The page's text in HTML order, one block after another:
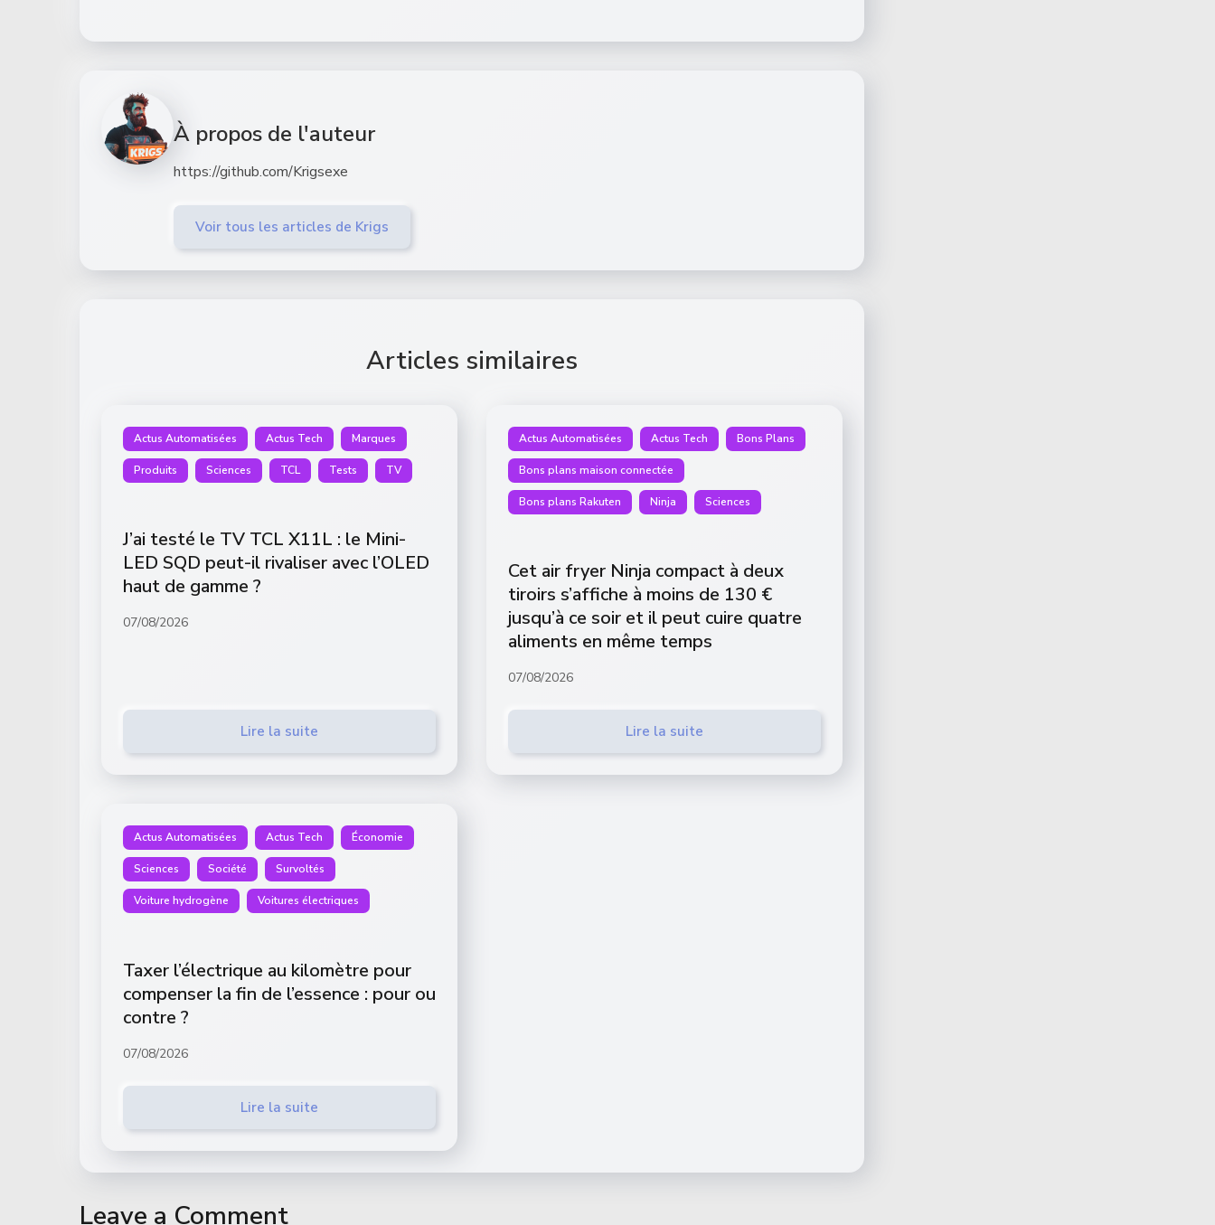
À propos de l'auteur
https://github.com/Krigsexe
Voir tous les articles de Krigs
Articles similaires
Actus Automatisées Actus Tech Marques
Produits Sciences TCL Tests TV
J’ai testé le TV TCL X11L : le Mini-
LED SQD peut-il rivaliser avec l’OLED
haut de gamme ?
07/08/2026
Lire la suite
Actus Automatisées Actus Tech Bons Plans
Bons plans maison connectée
Bons plans Rakuten Ninja Sciences
Cet air fryer Ninja compact à deux
tiroirs s’affiche à moins de 130 €
jusqu’à ce soir et il peut cuire quatre
aliments en même temps
07/08/2026
Lire la suite
Actus Automatisées Actus Tech Économie
Sciences Société Survoltés
Voiture hydrogène Voitures électriques
Taxer l’électrique au kilomètre pour
compenser la fin de l’essence : pour ou
contre ?
07/08/2026
Lire la suite
Leave a Comment